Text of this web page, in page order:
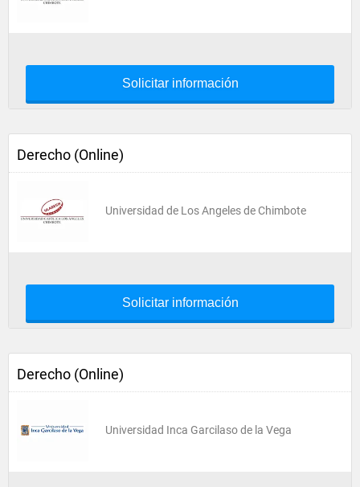
Solicitar información
Derecho (Online)
Universidad de Los Angeles de Chimbote
Solicitar información
Derecho (Online)
Universidad Inca Garcilaso de la Vega